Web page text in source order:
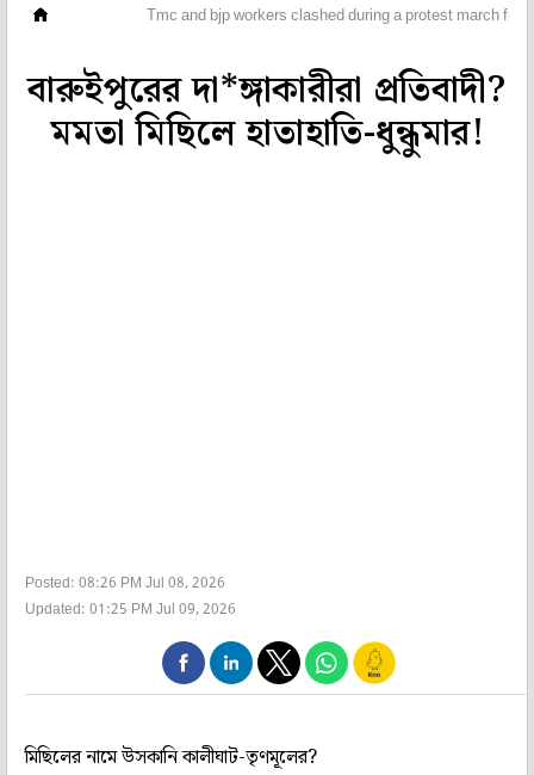
Tmc and bjp workers clashed during a protest march
বারুইপুরের দা*ঙ্গাকারীরা প্রতিবাদী?
মমতা মিছিলে হাতাহাতি-ধুন্ধুমার!
Posted: 08:26 PM Jul 08, 2026
Updated: 01:25 PM Jul 09, 2026
মিছিলের নামে উসকানি কালীঘাট-তৃণমূলের?